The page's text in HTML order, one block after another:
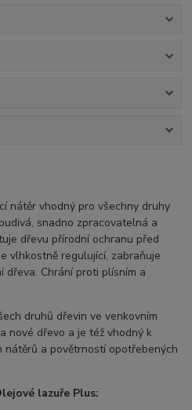
nátěr vhodný pro všechny druhy
snadno zpracovatelná a
dřevu přírodní ochranu před
vlhkostně regulující, zabraňuje
dřeva. Chrání proti plísním a
druhů dřevin ve venkovním
nové dřevo a je též vhodný k
nátěrů a povětrností opotřebených
lazuře Plus: